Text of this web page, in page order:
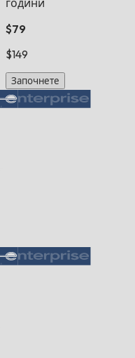
години
$79
$149
Започнете